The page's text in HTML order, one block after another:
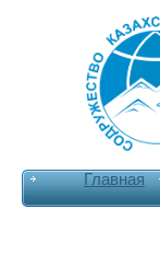
Главная